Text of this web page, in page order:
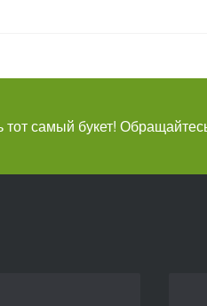
самый букет!